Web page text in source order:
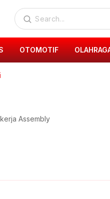
OTOMOTIF
Assembly